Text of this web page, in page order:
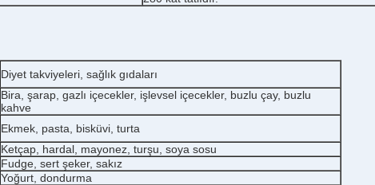
Diyet takviyeleri, sağlık gıdaları
Bira, şarap, gazlı içecekler, işlevsel içecekler, buzlu çay, buzlu
kahve
Ekmek, pasta, bisküvi, turta
Ketçap, hardal, mayonez, turşu, soya sosu
Fudge, sert şeker, sakız
Yoğurt, dondurma